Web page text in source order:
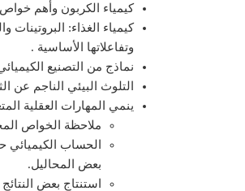
كيمياء الكربون وأهم
كيمياء الغذاء: البروتينات
وتفاعلاتها الأساسية .
نماذج من التصنيع
التلوث البيئي الناجم عن
ينمي المهارات العقلية
ملاحظة الخواص
الحساب الكيميائي
بعض المحاليل.
استنتاج بعض